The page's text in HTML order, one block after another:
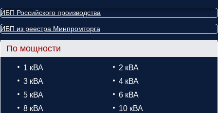
ИБП Российского производства
ИБП из реестра Минпромторга
По мощности
1 кВА
2 кВА
3 кВА
4 кВА
5 кВА
6 кВА
8 кВА
10 кВА